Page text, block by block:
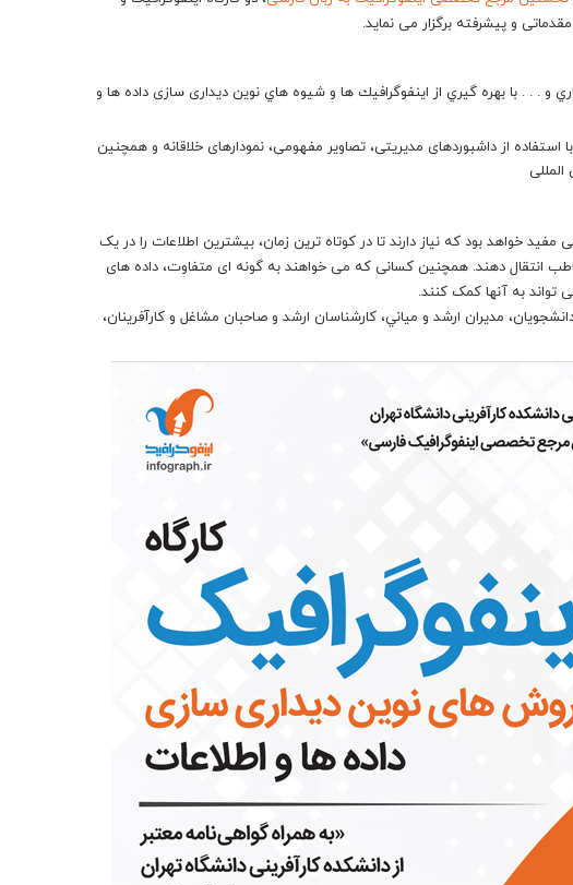
و پیشرفته برگزار می نماید.
و . . . با بهره گيري از اينفوگرافيك ها و شيوه هاي نوين دیداری سازی داده ها و
از داشبوردهای مدیریتی، تصاویر مفهومی، نمودارهای خلاقانه و همچنین
خواهد بود كه نياز دارند تا در کوتاه ترین زمان، بیشترین اطلاعات را در یک
انتقال دهند. همچنين کسانی که می خواهند به گونه ای متفاوت، داده های
تواند به آنها کمک کنند.
مدیران ارشد و مياني، كارشناسان ارشد و صاحبان مشاغل و کارآفرینان،